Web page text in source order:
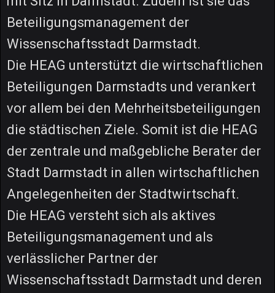
Beteiligungsmanagement der
Wissenschaftsstadt Darmstadt.
Die HEAG unterstützt die wirtschaftlichen
Beteiligungen Darmstadts und verankert
vor allem bei den Mehrheitsbeteiligungen
die städtischen Ziele. Somit ist die HEAG
der zentrale und maßgebliche Berater der
Stadt Darmstadt in allen wirtschaftlichen
Angelegenheiten der Stadtwirtschaft.
Die HEAG versteht sich als aktives
Beteiligungsmanagement und als
verlässlicher Partner der
Wissenschaftsstadt Darmstadt und deren